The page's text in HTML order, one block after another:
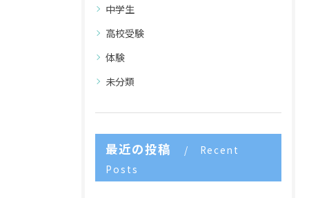
中学生
高校受験
体験
未分類
最近の投稿
Recent
Posts